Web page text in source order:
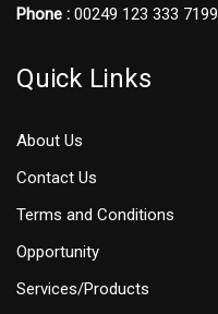
Phone : 00249 123 333 7199
Quick Links
About Us
Contact Us
Terms and Conditions
Opportunity
Services/Products